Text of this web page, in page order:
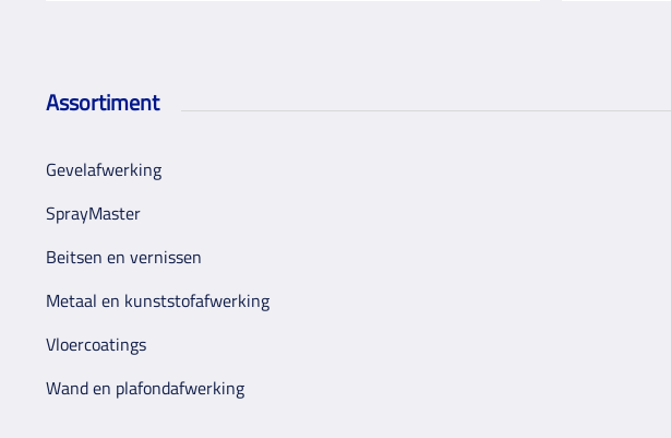
Assortiment
Gevelafwerking
SprayMaster
Beitsen en vernissen
Metaal en kunststofafwerking
Vloercoatings
Wand en plafondafwerking